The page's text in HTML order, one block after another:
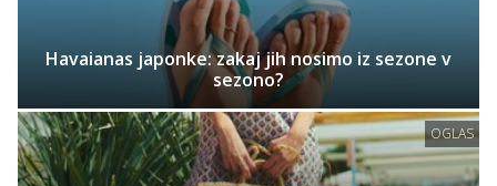
Havaianas japonke: zakaj jih nosimo iz sezone v
sezono?
OGLAS